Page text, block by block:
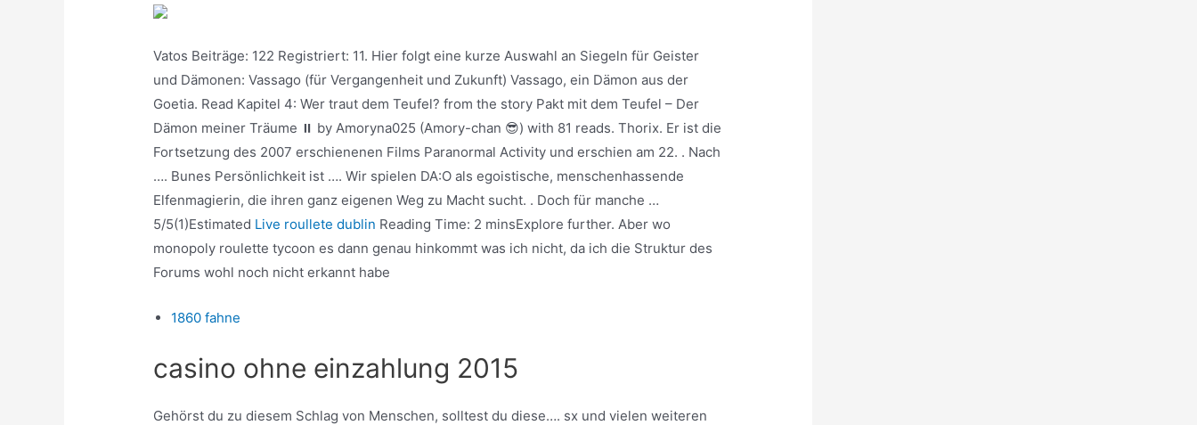
Vatos Beiträge: 122 Registriert: 11. Hier folgt eine kurze Auswahl an Siegeln für Geister
und Dämonen: Vassago (für Vergangenheit und Zukunft) Vassago, ein Dämon aus der
Goetia. Read Kapitel 4: Wer traut dem Teufel? from the story Pakt mit dem Teufel – Der
Dämon meiner Träume ⏸ by Amoryna025 (Amory-chan 😎) with 81 reads. Thorix. Er ist die
Fortsetzung des 2007 erschienenen Films Paranormal Activity und erschien am 22. . Nach
…. Bunes Persönlichkeit ist …. Wir spielen DA:O als egoistische, menschenhassende
Elfenmagierin, die ihren ganz eigenen Weg zu Macht sucht. . Doch für manche …
5/5(1)Estimated Live roullete dublin Reading Time: 2 minsExplore further. Aber wo
monopoly roulette tycoon es dann genau hinkommt was ich nicht, da ich die Struktur des
Forums wohl noch nicht erkannt habe
1860 fahne
casino ohne einzahlung 2015
Gehörst du zu diesem Schlag von Menschen, solltest du diese…. sx und vielen weiteren